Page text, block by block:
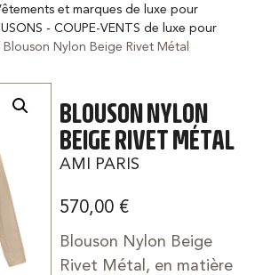
et marques de luxe pour
- COUPE-VENTS de luxe pour
Blouson Nylon Beige Rivet Métal
BLOUSON NYLON
BEIGE RIVET MÉTAL
AMI PARIS
570,00€
Blouson Nylon Beige
Rivet Métal, en matière